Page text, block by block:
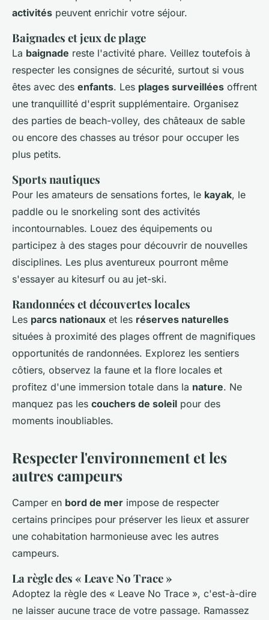
activités peuvent enrichir votre séjour.
Baignades et jeux de plage
La baignade reste l'activité phare. Veillez toutefois à
respecter les consignes de sécurité, surtout si vous
êtes avec des enfants. Les plages surveillées offrent
une tranquillité d'esprit supplémentaire. Organisez
des parties de beach-volley, des châteaux de sable
ou encore des chasses au trésor pour occuper les
plus petits.
Sports nautiques
Pour les amateurs de sensations fortes, le kayak, le
paddle ou le snorkeling sont des activités
incontournables. Louez des équipements ou
participez à des stages pour découvrir de nouvelles
disciplines. Les plus aventureux pourront même
s'essayer au kitesurf ou au jet-ski.
Randonnées et découvertes locales
Les parcs nationaux et les réserves naturelles
situées à proximité des plages offrent de magnifiques
opportunités de randonnées. Explorez les sentiers
côtiers, observez la faune et la flore locales et
profitez d'une immersion totale dans la nature. Ne
manquez pas les couchers de soleil pour des
moments inoubliables.
Respecter l'environnement et les
autres campeurs
Camper en bord de mer impose de respecter
certains principes pour préserver les lieux et assurer
une cohabitation harmonieuse avec les autres
campeurs.
La règle des « Leave No Trace »
Adoptez la règle des « Leave No Trace », c'est-à-dire
ne laisser aucune trace de votre passage. Ramassez